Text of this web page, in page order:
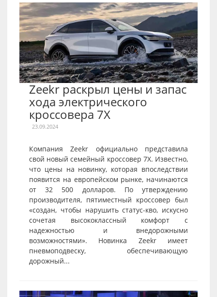
Zeekr раскрыл цены и запас
хода электрического
кроссовера 7X
23.09.2024
Компания Zeekr официально представила
свой новый семейный кроссовер 7X. Известно,
что цены на новинку, которая впоследствии
появится на европейском рынке, начинаются
от 32 500 долларов. По утверждению
производителя, пятиместный кроссовер был
«создан, чтобы нарушить статус-кво, искусно
сочетая высококлассный комфорт с
надежностью и внедорожными
возможностями». Новинка Zeekr имеет
пневмоподвеску, обеспечивающую
дорожный...